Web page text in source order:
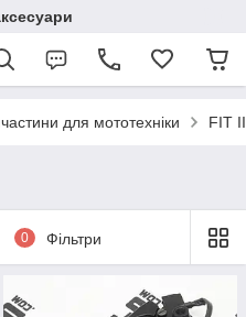
для мототехніки FIT II
0 Фільтри